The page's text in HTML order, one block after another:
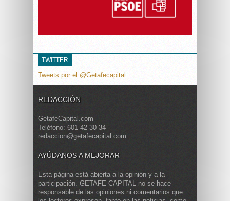
TWITTER
Tweets por el @Getafecapital.
REDACCIÓN
GetafeCapital.com
Teléfono: 601 42 30 34
redaccion@getafecapital.com
AYÚDANOS A MEJORAR
Esta página está abierta a la opinión y a la
participación. GETAFE CAPITAL no se hace
responsable de las opiniones ni comentarios que